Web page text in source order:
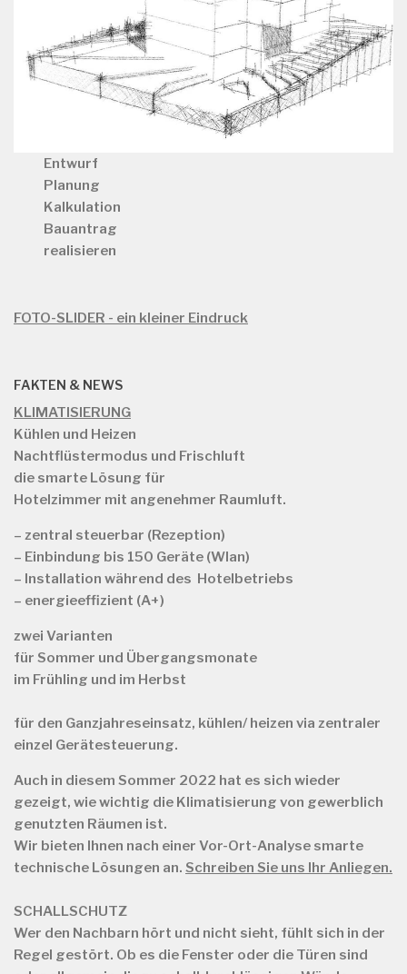
Entwurf
Planung
Kalkulation
Bauantrag
realisieren
FOTO-SLIDER - ein kleiner Eindruck
FAKTEN & NEWS
KLIMATISIERUNG
Kühlen und Heizen
Nachtflüstermodus und Frischluft
die smarte Lösung für
Hotelzimmer mit angenehmer Raumluft.
– zentral steuerbar (Rezeption)
– Einbindung bis 150 Geräte (Wlan)
– Installation während des Hotelbetriebs
– energieeffizient (A+)
zwei Varianten
für Sommer und Übergangsmonate
im Frühling und im Herbst
für den Ganzjahreseinsatz, kühlen/ heizen via zentraler
einzel Gerätesteuerung.
Auch in diesem Sommer 2022 hat es sich wieder
gezeigt, wie wichtig die Klimatisierung von gewerblich
genutzten Räumen ist.
Wir bieten Ihnen nach einer Vor-Ort-Analyse smarte
technische Lösungen an. Schreiben Sie uns Ihr Anliegen.
SCHALLSCHUTZ
Wer den Nachbarn hört und nicht sieht, fühlt sich in der
Regel gestört. Ob es die Fenster oder die Türen sind